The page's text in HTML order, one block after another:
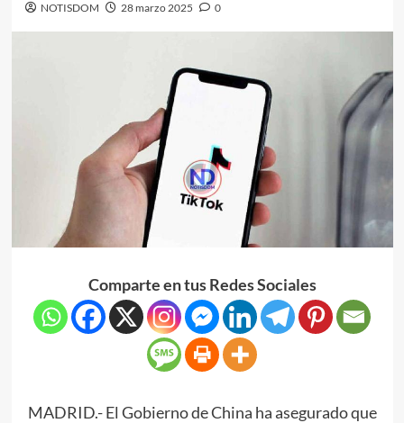
NOTISDOM 28 marzo 2025 0
Comparte en tus Redes Sociales
MADRID.- El Gobierno de China ha asegurado que